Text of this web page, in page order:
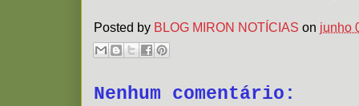
Posted by BLOG MIRON NOTÍCIAS on junho
Nenhum comentário: